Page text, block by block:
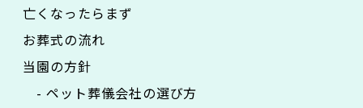
亡くなったらまず
お葬式の流れ
当園の方針
- ペット葬儀会社の選び方